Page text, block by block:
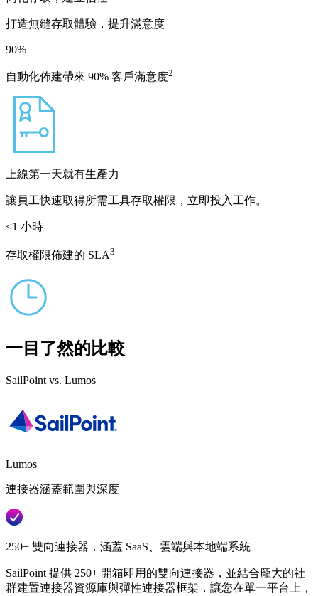
打造無縫存取體驗，提升滿意度
90%
自動化佈建帶來 90% 客戶滿意度2
上線第一天就有生產力
讓員工快速取得所需工具存取權限，立即投入工作。
<1 小時
存取權限佈建的 SLA3
一目了然的比較
SailPoint vs. Lumos
Lumos
連接器涵蓋範圍與深度
250+ 雙向連接器，涵蓋 SaaS、雲端與本地端系統
SailPoint 提供 250+ 開箱即用的雙向連接器，並結合龐大的社
群建置連接器資源庫與彈性連接器框架，讓您在單一平台上，